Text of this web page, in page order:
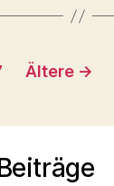
Ältere →